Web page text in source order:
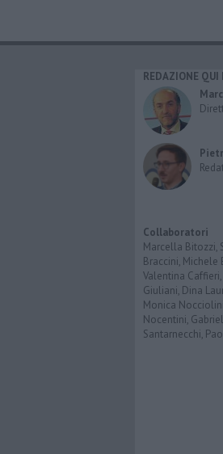
REDAZIONE QUI
Collaboratori
Marcella Bitozzi,
Braccini, Michele
Valentina
Giuliani, Dina
Monica
Nocentini,
Santarnecchi,